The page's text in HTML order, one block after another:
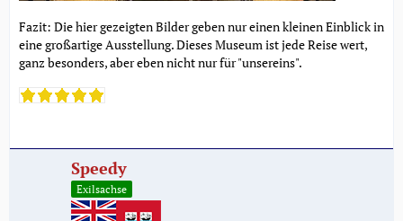
Fazit: Die hier gezeigten Bilder geben nur einen kleinen Einblick in
eine großartige Ausstellung. Dieses Museum ist jede Reise wert,
ganz besonders, aber eben nicht nur für "unsereins".
Speedy
Exilsachse